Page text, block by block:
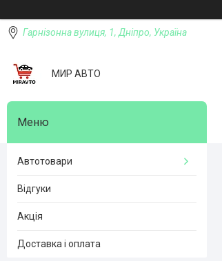
Гарнізонна вулиця, 1, Дніпро, Україна
МИР АВТО
Автотовари
Відгуки
Акція
Доставка і оплата